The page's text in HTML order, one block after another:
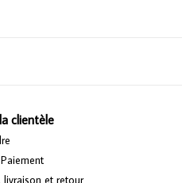
clientèle
livraison et retour